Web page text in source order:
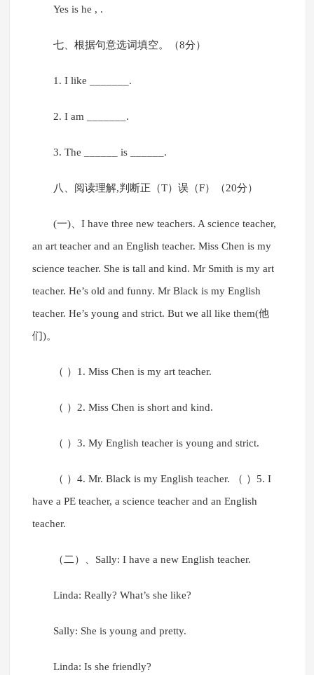
Yes is he , .
七、根据句意选词填空。（8分）
1. I like _______.
2. I am _______.
3. The ______ is ______.
八、阅读理解,判断正（T）误（F）（20分）
(一)、I have three new teachers. A science teacher,
an art teacher and an English teacher. Miss Chen is my
science teacher. She is tall and kind. Mr Smith is my art
teacher. He’s old and funny. Mr Black is my English
teacher. He’s young and strict. But we all like them(他
们)。
（ ）1. Miss Chen is my art teacher.
（ ）2. Miss Chen is short and kind.
（ ）3. My English teacher is young and strict.
（ ）4. Mr. Black is my English teacher. （ ）5. I
have a PE teacher, a science teacher and an English
teacher.
（二）、Sally: I have a new English teacher.
Linda: Really? What’s she like?
Sally: She is young and pretty.
Linda: Is she friendly?